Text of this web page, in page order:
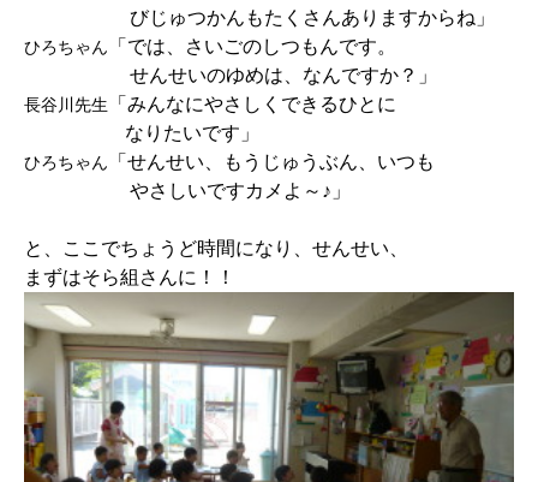
びじゅつかんもたくさんありますからね」
ひろちゃん 「では、さいごのしつもんです。
せんせいのゆめは、なんですか？」
長谷川先生 「みんなにやさしくできるひとに
なりたいです」
ひろちゃん 「せんせい、もうじゅうぶん、いつも
やさしいですカメよ～♪」
と、ここでちょうど時間になり、せんせい、
まずはそら組さんに！！